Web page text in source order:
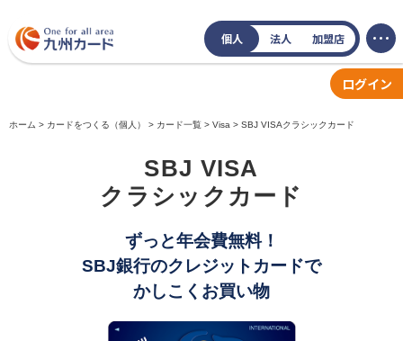
個人 法人 加盟店
ログイン
ホーム カードをつくる（個人） カード一覧 Visa SBJ VISAクラシックカード
SBJ VISA
クラシックカード
ずっと年会費無料！
SBJ銀行のクレジットカードで
かしこくお買い物